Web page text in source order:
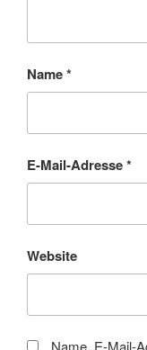
Name*
E-Mail-Adresse*
Website
Name, E-Mail-